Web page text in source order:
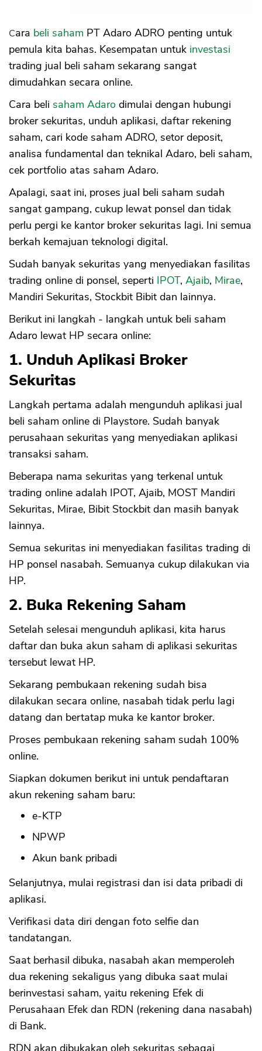
Cara beli saham PT Adaro ADRO penting untuk
pemula kita bahas. Kesempatan untuk investasi
trading jual beli saham sekarang sangat
dimudahkan secara online.
Cara beli saham Adaro dimulai dengan hubungi
broker sekuritas, unduh aplikasi, daftar rekening
saham, cari kode saham ADRO, setor deposit,
analisa fundamental dan teknikal Adaro, beli saham,
cek portfolio atas saham Adaro.
Apalagi, saat ini, proses jual beli saham sudah
sangat gampang, cukup lewat ponsel dan tidak
perlu pergi ke kantor broker sekuritas lagi. Ini semua
berkah kemajuan teknologi digital.
Sudah banyak sekuritas yang menyediakan fasilitas
trading online di ponsel, seperti IPOT, Ajaib, Mirae,
Mandiri Sekuritas, Stockbit Bibit dan lainnya.
Berikut ini langkah - langkah untuk beli saham
Adaro lewat HP secara online:
1. Unduh Aplikasi Broker
Sekuritas
Langkah pertama adalah mengunduh aplikasi jual
beli saham online di Playstore. Sudah banyak
perusahaan sekuritas yang menyediakan aplikasi
transaksi saham.
Beberapa nama sekuritas yang terkenal untuk
trading online adalah IPOT, Ajaib, MOST Mandiri
Sekuritas, Mirae, Bibit Stockbit dan masih banyak
lainnya.
Semua sekuritas ini menyediakan fasilitas trading di
HP ponsel nasabah. Semuanya cukup dilakukan via
HP.
2. Buka Rekening Saham
Setelah selesai mengunduh aplikasi, kita harus
daftar dan buka akun saham di aplikasi sekuritas
tersebut lewat HP.
Sekarang pembukaan rekening sudah bisa
dilakukan secara online, nasabah tidak perlu lagi
datang dan bertatap muka ke kantor broker.
Proses pembukaan rekening saham sudah 100%
online.
Siapkan dokumen berikut ini untuk pendaftaran
akun rekening saham baru:
e-KTP
NPWP
Akun bank pribadi
Selanjutnya, mulai registrasi dan isi data pribadi di
aplikasi.
Verifikasi data diri dengan foto selfie dan
tandatangan.
Saat berhasil dibuka, nasabah akan memperoleh
dua rekening sekaligus yang dibuka saat mulai
berinvestasi saham, yaitu rekening Efek di
Perusahaan Efek dan RDN (rekening dana nasabah)
di Bank.